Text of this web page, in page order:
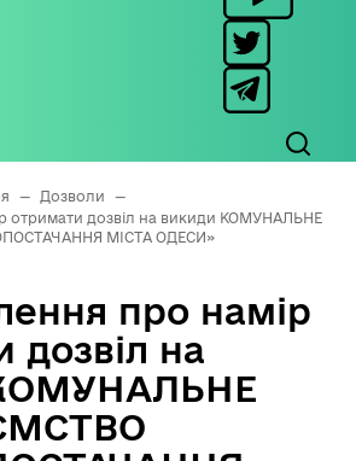
— Дозволи
—
отримати дозвіл на викиди КОМУНАЛЬНЕ
МІСТА ОДЕСИ»
про намір
дозвіл на